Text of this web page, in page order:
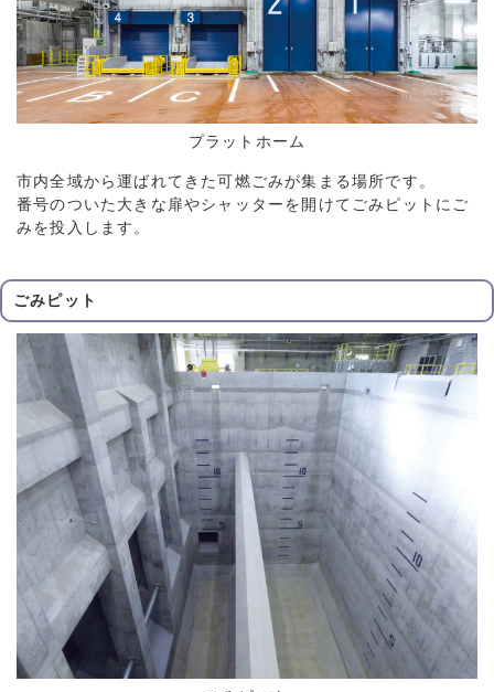
プラットホーム
市内全域から運ばれてきた可燃ごみが集まる場所です。
番号のついた大きな扉やシャッターを開けてごみピットにご
みを投入します。
ごみピット